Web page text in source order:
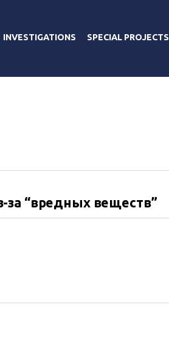
INVESTIGATIONS SPECIAL PROJECTS
за “вредных веществ”